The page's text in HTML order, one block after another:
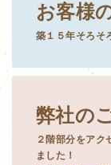
お客様
築１５年そろそ
弊社の
２階部分をアク
ました！